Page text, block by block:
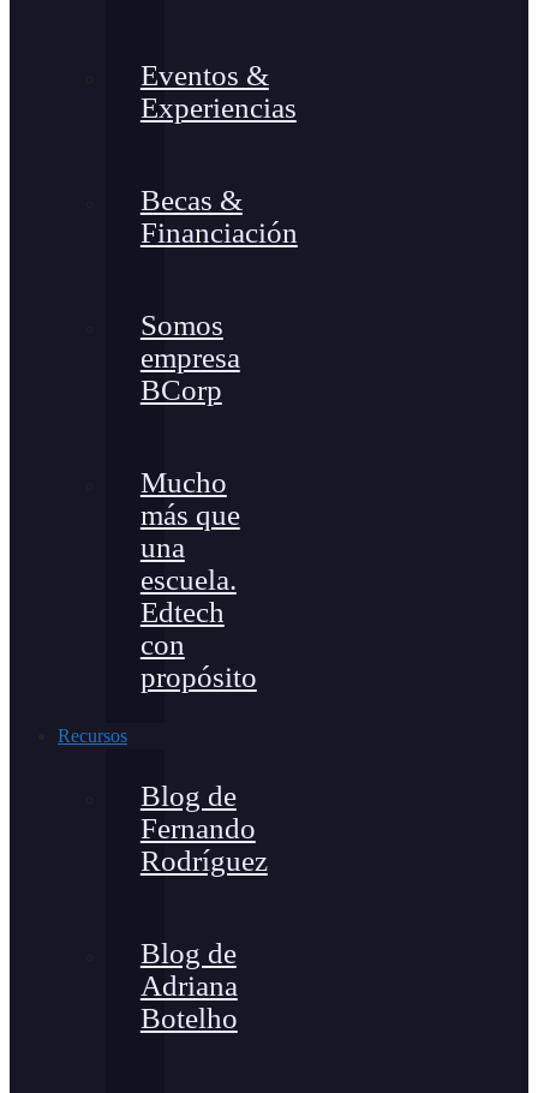
Eventos &
Experiencias
Becas &
Financiación
Somos
empresa
BCorp
Mucho
más que
una
escuela.
Edtech
con
propósito
Recursos
Blog de
Fernando
Rodríguez
Blog de
Adriana
Botelho